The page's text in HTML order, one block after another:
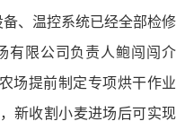
、温控系统已经全部检修
有限公司负责人鲍闯闯介
场提前制定专项烘干作业
新收割小麦进场后可实现